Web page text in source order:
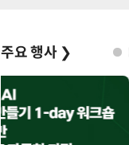
주요 행사 ❯